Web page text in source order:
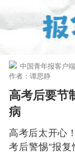
中国青年报客户
作者：谭思静
高考后要节
病
高考后太开心
考后警惕“报